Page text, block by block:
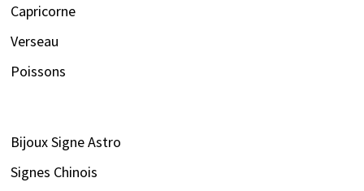
Capricorne
Verseau
Poissons
Bijoux Signe Astro
Signes Chinois